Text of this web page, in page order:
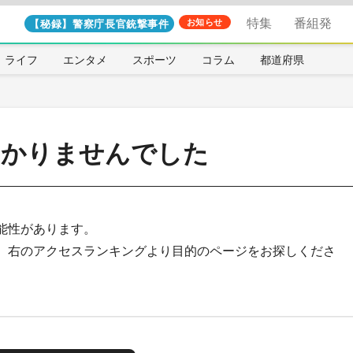
【秘録】警察庁長官銃撃事件 お知らせ 特集 番組発
ライフ エンタメ スポーツ コラム 都道府県
りませんでした
があります。
のアクセスランキングより目的のページをお探しくださ